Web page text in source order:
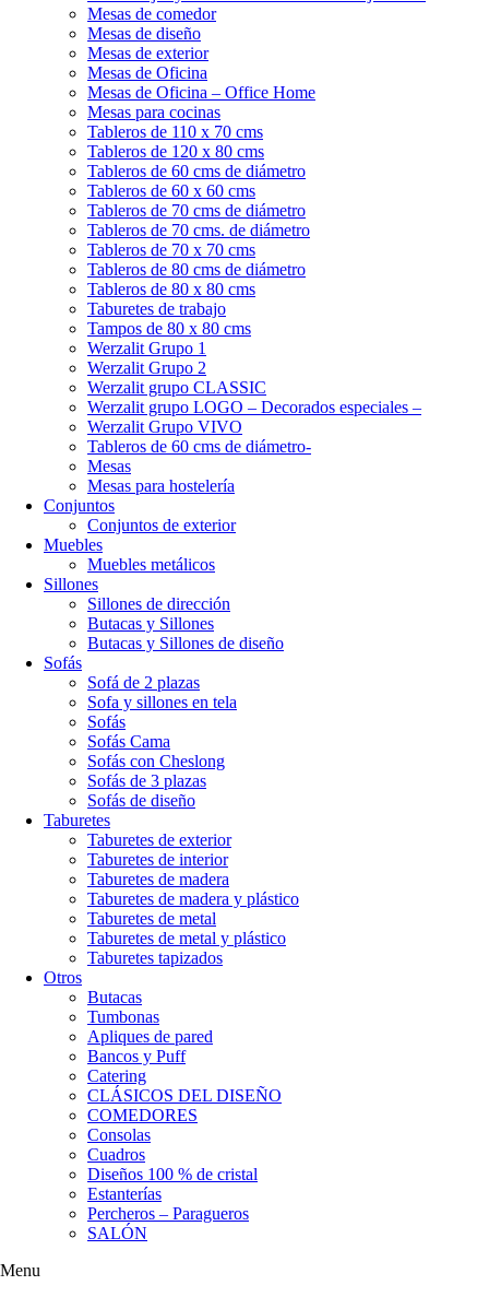
Mesas de comedor
Mesas de diseño
Mesas de exterior
Mesas de Oficina
Mesas de Oficina – Office Home
Mesas para cocinas
Tableros de 110 x 70 cms
Tableros de 120 x 80 cms
Tableros de 60 cms de diámetro
Tableros de 60 x 60 cms
Tableros de 70 cms de diámetro
Tableros de 70 cms. de diámetro
Tableros de 70 x 70 cms
Tableros de 80 cms de diámetro
Tableros de 80 x 80 cms
Taburetes de trabajo
Tampos de 80 x 80 cms
Werzalit Grupo 1
Werzalit Grupo 2
Werzalit grupo CLASSIC
Werzalit grupo LOGO – Decorados especiales –
Werzalit Grupo VIVO
Tableros de 60 cms de diámetro-
Mesas
Mesas para hostelería
Conjuntos
Conjuntos de exterior
Muebles
Muebles metálicos
Sillones
Sillones de dirección
Butacas y Sillones
Butacas y Sillones de diseño
Sofás
Sofá de 2 plazas
Sofa y sillones en tela
Sofás
Sofás Cama
Sofás con Cheslong
Sofás de 3 plazas
Sofás de diseño
Taburetes
Taburetes de exterior
Taburetes de interior
Taburetes de madera
Taburetes de madera y plástico
Taburetes de metal
Taburetes de metal y plástico
Taburetes tapizados
Otros
Butacas
Tumbonas
Apliques de pared
Bancos y Puff
Catering
CLÁSICOS DEL DISEÑO
COMEDORES
Consolas
Cuadros
Diseños 100 % de cristal
Estanterías
Percheros – Paragueros
SALÓN
Menu